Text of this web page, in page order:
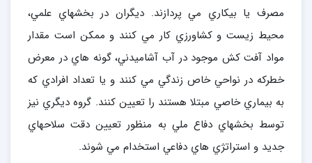
مصرف يا بيکاري مي پردازند. ديگران در بخشهاي علمي،
محيط زيست و کشاورزي کار مي کنند و ممکن است مقدار
مواد آفت کش موجود در آب آشاميدني، گونه هاي در معرض
خطرکه در نواحي خاص زندگي مي کنند و يا تعداد افرادي که
به بيماري خاصي مبتلا هستند را تعيين کنند. گروه ديگري نيز
توسط بخشهاي دفاع ملي به منظور تعيين دقت سلاحهاي
جديد و استراتژي هاي دفاعي استخدام مي شوند.